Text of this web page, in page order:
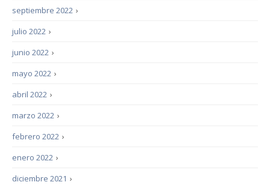
›
septiembre 2022
›
julio 2022
›
junio 2022
›
mayo 2022
›
abril 2022
›
marzo 2022
›
febrero 2022
›
enero 2022
›
diciembre 2021